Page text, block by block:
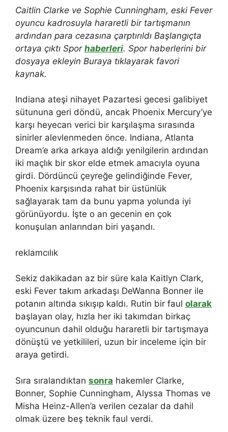
Caitlin Clarke ve Sophie Cunningham, eski Fever
oyuncu kadrosuyla hararetli bir tartışmanın
ardından para cezasına çarptırıldı Başlangıçta
ortaya çıktı Spor haberleri. Spor haberlerini bir
dosyaya ekleyin Buraya tıklayarak favori
kaynak.
Indiana ateşi nihayet Pazartesi gecesi galibiyet
sütununa geri döndü, ancak Phoenix Mercury’ye
karşı heyecan verici bir karşılaşma sırasında
sinirler alevlenmeden önce. Indiana, Atlanta
Dream’e arka arkaya aldığı yenilgilerin ardından
iki maçlık bir skor elde etmek amacıyla oyuna
girdi. Dördüncü çeyreğe gelindiğinde Fever,
Phoenix karşısında rahat bir üstünlük
sağlayarak tam da bunu yapma yolunda iyi
görünüyordu. İşte o an gecenin en çok
konuşulan anlarından biri yaşandı.
reklamcılık
Sekiz dakikadan az bir süre kala Kaitlyn Clark,
eski Fever takım arkadaşı DeWanna Bonner ile
potanın altında sıkışıp kaldı. Rutin bir faul olarak
başlayan olay, hızla her iki takımdan birkaç
oyuncunun dahil olduğu hararetli bir tartışmaya
dönüştü ve yetkilileri, uzun bir inceleme için bir
araya getirdi.
Sıra sıralandıktan sonra hakemler Clarke,
Bonner, Sophie Cunningham, Alyssa Thomas ve
Misha Heinz-Allen’a verilen cezalar da dahil
olmak üzere beş teknik faul verdi.